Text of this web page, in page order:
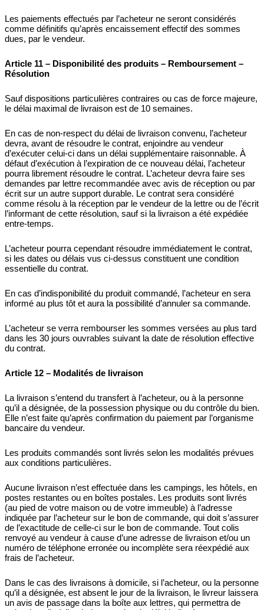
Les paiements effectués par l’acheteur ne seront considérés
comme définitifs qu’après encaissement effectif des sommes
dues, par le vendeur.
Article 11 – Disponibilité des produits – Remboursement –
Résolution
Sauf dispositions particulières contraires ou cas de force majeure,
le délai maximal de livraison est de 10 semaines.
En cas de non-respect du délai de livraison convenu, l’acheteur
devra, avant de résoudre le contrat, enjoindre au vendeur
d’exécuter celui-ci dans un délai supplémentaire raisonnable. À
défaut d’exécution à l’expiration de ce nouveau délai, l’acheteur
pourra librement résoudre le contrat. L’acheteur devra faire ses
demandes par lettre recommandée avec avis de réception ou par
écrit sur un autre support durable. Le contrat sera considéré
comme résolu à la réception par le vendeur de la lettre ou de l’écrit
l’informant de cette résolution, sauf si la livraison a été expédiée
entre-temps.
L’acheteur pourra cependant résoudre immédiatement le contrat,
si les dates ou délais vus ci-dessus constituent une condition
essentielle du contrat.
En cas d’indisponibilité du produit commandé, l’acheteur en sera
informé au plus tôt et aura la possibilité d’annuler sa commande.
L’acheteur se verra rembourser les sommes versées au plus tard
dans les 30 jours ouvrables suivant la date de résolution effective
du contrat.
Article 12 – Modalités de livraison
La livraison s’entend du transfert à l’acheteur, ou à la personne
qu’il a désignée, de la possession physique ou du contrôle du bien.
Elle n’est faite qu’après confirmation du paiement par l’organisme
bancaire du vendeur.
Les produits commandés sont livrés selon les modalités prévues
aux conditions particulières.
Aucune livraison n’est effectuée dans les campings, les hôtels, en
postes restantes ou en boîtes postales. Les produits sont livrés
(au pied de votre maison ou de votre immeuble) à l’adresse
indiquée par l’acheteur sur le bon de commande, qui doit s’assurer
de l’exactitude de celle-ci sur le bon de commande. Tout colis
renvoyé au vendeur à cause d’une adresse de livraison et/ou un
numéro de téléphone erronée ou incomplète sera réexpédié aux
frais de l’acheteur.
Dans le cas des livraisons à domicile, si l’acheteur, ou la personne
qu’il a désignée, est absent le jour de la livraison, le livreur laissera
un avis de passage dans la boîte aux lettres, qui permettra de